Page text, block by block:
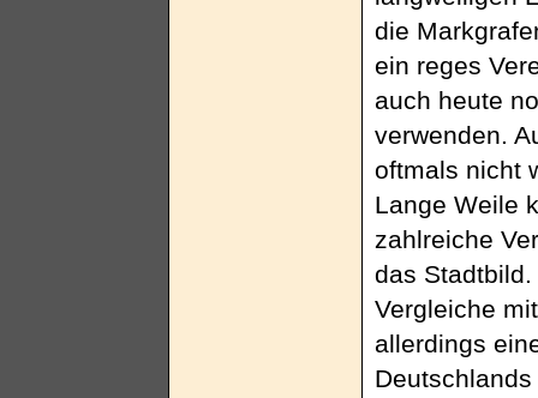
die
ein reges
auch heute
verwenden.
oftmals nicht
Lange Weile
zahlreiche
das
Vergleiche
allerdings